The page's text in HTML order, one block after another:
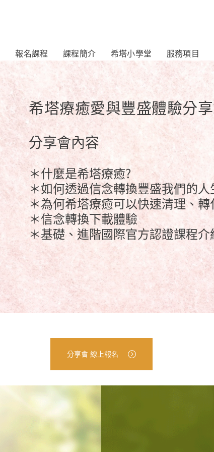
報名課程 課程簡介 希塔小學堂 服務項目
希塔療癒愛與豐盛體驗分
分享會內容
＊什麼是希塔療癒?
＊如何透過信念轉換豐盛我們的人
＊為何希塔療癒可以快速清理、轉
＊信念轉換下載體驗
＊基礎、進階國際官方認證課程介
分享會 線上報名